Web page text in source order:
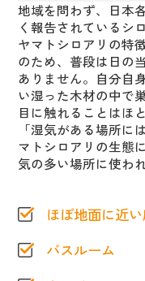
地域を問わず、日本
く報告されているシ
ヤマトシロアリの特
のため、普段は日の
ありません。自分自
い湿った木材の中で
目に触れることはほ
「湿気がある場所に
マトシロアリの生態
気の多い場所に使わ
ほぼ地面に近
バスルーム